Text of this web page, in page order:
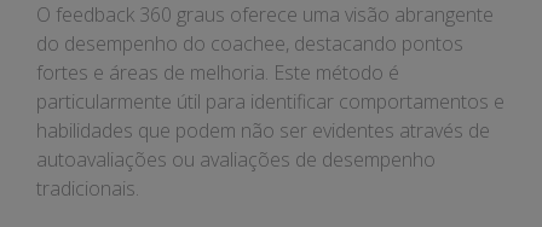
O feedback 360 graus oferece uma visão abrangente
do desempenho do coachee, destacando pontos
fortes e áreas de melhoria. Este método é
particularmente útil para identificar comportamentos e
habilidades que podem não ser evidentes através de
autoavaliações ou avaliações de desempenho
tradicionais.